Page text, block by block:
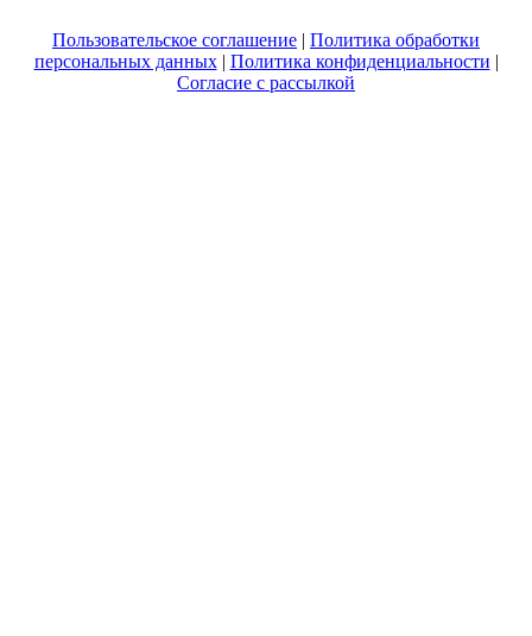
Пользовательское соглашение | Политика обработки
персональных данных| Политика конфиденциальности |
Согласие с рассылкой